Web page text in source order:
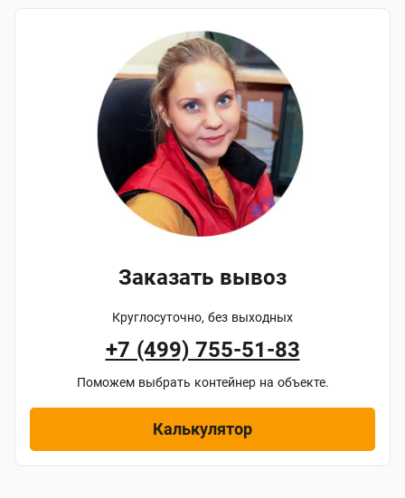
Заказать вывоз
Круглосуточно, без выходных
+7 (499) 755-51-83
Поможем выбрать контейнер на объекте.
Калькулятор